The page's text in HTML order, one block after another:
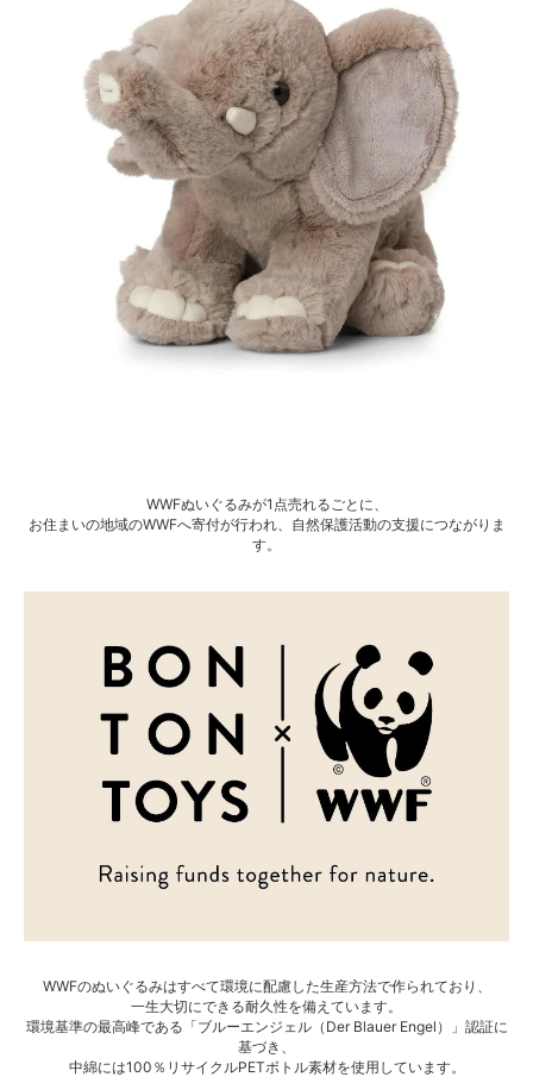
WWFぬいぐるみが1点売れるごとに、
お住まいの地域のWWFへ寄付が行われ、自然保護活動の支援につながりま
す。
WWFのぬいぐるみはすべて環境に配慮した生産方法で作られており、
一生大切にできる耐久性を備えています。
環境基準の最高峰である「ブルーエンジェル（Der Blauer Engel）」認証に
基づき、
中綿には100％リサイクルPETボトル素材を使用しています。